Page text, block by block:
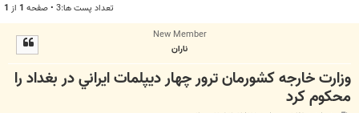
تعداد پست ها:3 • صفحه 1 از 1
New Member
ناران
وزارت خارجه كشورمان ترور چهار ديپلمات ايراني در بغداد را
محكوم كرد